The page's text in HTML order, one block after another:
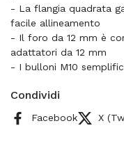
- La flangia quadrata
facile allineamento
- Il foro da 12 mm è
adattatori da 12 mm
- I bulloni M10
Condividi
Facebook X